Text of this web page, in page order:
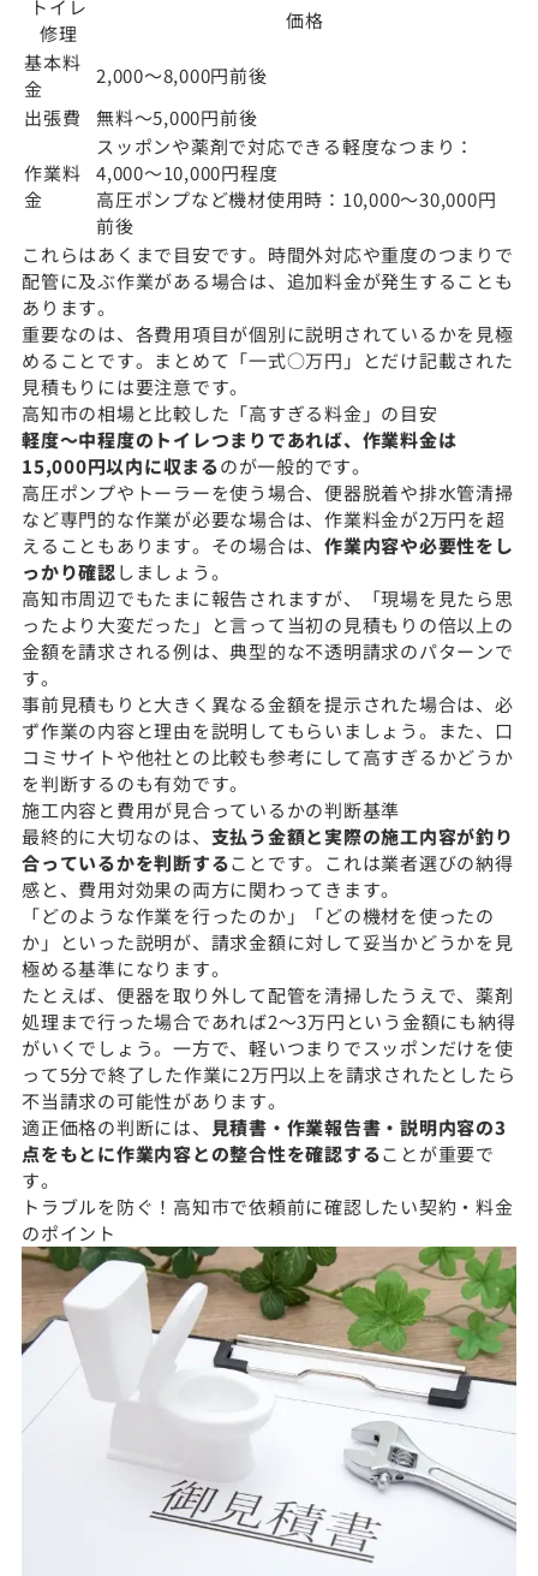
トイレ
修理
価格
基本料
金
2,000〜8,000円前後
出張費
無料〜5,000円前後
作業料
金
スッポンや薬剤で対応できる軽度なつまり：
4,000〜10,000円程度
高圧ポンプなど機材使用時：10,000〜30,000円
前後
これらはあくまで目安です。時間外対応や重度のつまりで
配管に及ぶ作業がある場合は、追加料金が発生することも
あります。
重要なのは、各費用項目が個別に説明されているかを見極
めることです。まとめて「一式○万円」とだけ記載された
見積もりには要注意です。
高知市の相場と比較した「高すぎる料金」の目安
軽度〜中程度のトイレつまりであれば、作業料金は
15,000円以内に収まるのが一般的です。
高圧ポンプやトーラーを使う場合、便器脱着や排水管清掃
など専門的な作業が必要な場合は、作業料金が2万円を超
えることもあります。その場合は、 作業内容や必要性をし
っかり確認しましょう。
高知市周辺でもたまに報告されますが、「現場を見たら思
ったより大変だった」と言って当初の見積もりの倍以上の
金額を請求される例は、典型的な不透明請求のパターンで
す。
事前見積もりと大きく異なる金額を提示された場合は、必
ず作業の内容と理由を説明してもらいましょう。また、口
コミサイトや他社との比較も参考にして高すぎるかどうか
を判断するのも有効です。
施工内容と費用が見合っているかの判断基準
最終的に大切なのは、 支払う金額と実際の施工内容が釣り
合っているかを判断することです。これは業者選びの納得
感と、費用対効果の両方に関わってきます。
「どのような作業を行ったのか」「どの機材を使ったの
か」といった説明が、請求金額に対して妥当かどうかを見
極める基準になります。
たとえば、便器を取り外して配管を清掃したうえで、薬剤
処理まで行った場合であれば2〜3万円という金額にも納得
がいくでしょう。一方で、軽いつまりでスッポンだけを使
って5分で終了した作業に2万円以上を請求されたとしたら
不当請求の可能性があります。
適正価格の判断には、 見積書・作業報告書・説明内容の3
点をもとに作業内容との整合性を確認することが重要で
す。
トラブルを防ぐ！高知市で依頼前に確認したい契約・料金
のポイント